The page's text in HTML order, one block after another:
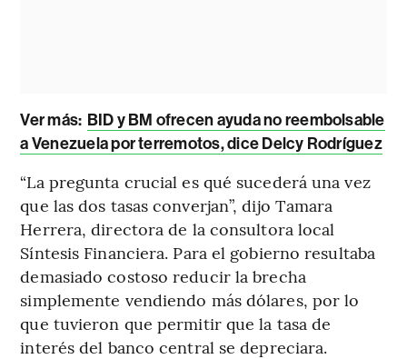
Ver más: BID y BM ofrecen ayuda no reembolsable
a Venezuela por terremotos, dice Delcy Rodríguez
“La pregunta crucial es qué sucederá una vez
que las dos tasas converjan”, dijo Tamara
Herrera, directora de la consultora local
Síntesis Financiera. Para el gobierno resultaba
demasiado costoso reducir la brecha
simplemente vendiendo más dólares, por lo
que tuvieron que permitir que la tasa de
interés del banco central se depreciara.